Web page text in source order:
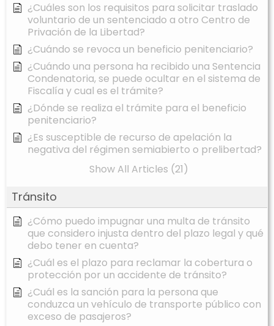
¿Cuáles son los requisitos para solicitar traslado
voluntario de un sentenciado a otro Centro de
Privación de la Libertad?
¿Cuándo se revoca un beneficio penitenciario?
¿Cuándo una persona ha recibido una Sentencia
Condenatoria, se puede ocultar en el sistema de
Fiscalía y cual es el trámite?
¿Dónde se realiza el trámite para el beneficio
penitenciario?
¿Es susceptible de recurso de apelación la
negativa del régimen semiabierto o prelibertad?
Show All Articles (21)
Tránsito
¿Cómo puedo impugnar una multa de tránsito
que considero injusta dentro del plazo legal y qué
debo tener en cuenta?
¿Cuál es el plazo para reclamar la cobertura o
protección por un accidente de tránsito?
¿Cuál es la sanción para la persona que
conduzca un vehículo de transporte público con
exceso de pasajeros?